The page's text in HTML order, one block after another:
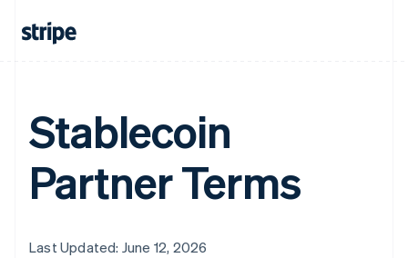
Stablecoin
Partner Terms
Last Updated: June 12, 2026
Allemagne
Deutsch English
English
Autriche
NederlandsFrançaisDeutschEnglish